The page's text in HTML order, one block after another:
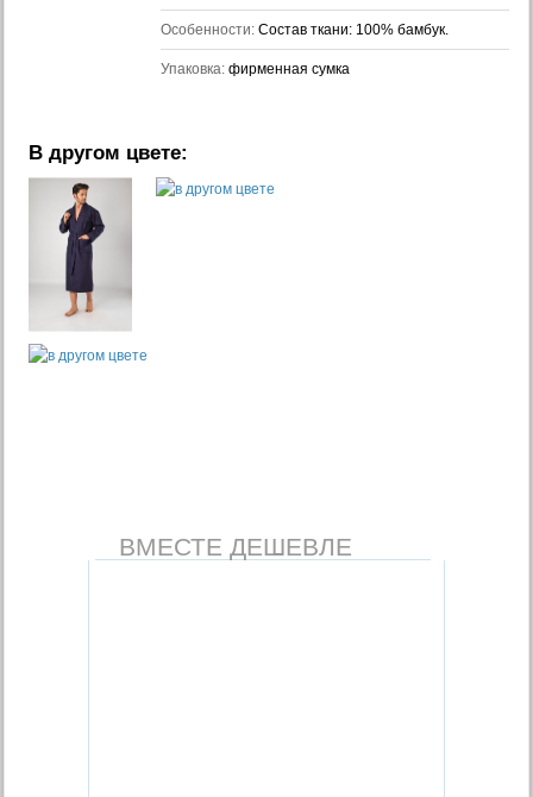
Особенности: Состав ткани: 100% бамбук.
Упаковка: фирменная сумка
В другом цвете:
ВМЕСТЕ ДЕШЕВЛЕ